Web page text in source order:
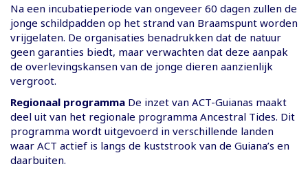
Na een incubatieperiode van ongeveer 60 dagen zullen de
jonge schildpadden op het strand van Braamspunt worden
vrijgelaten. De organisaties benadrukken dat de natuur
geen garanties biedt, maar verwachten dat deze aanpak
de overlevingskansen van de jonge dieren aanzienlijk
vergroot.
Regionaal programma De inzet van ACT-Guianas maakt
deel uit van het regionale programma Ancestral Tides. Dit
programma wordt uitgevoerd in verschillende landen
waar ACT actief is langs de kuststrook van de Guiana’s en
daarbuiten.